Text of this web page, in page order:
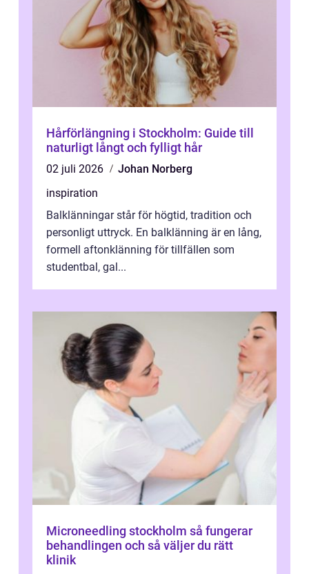
Hårförlängning i Stockholm: Guide till
naturligt långt och fylligt hår
02 juli 2026
Johan Norberg
inspiration
Balklänningar står för högtid, tradition och
personligt uttryck. En balklänning är en lång,
formell aftonklänning för tillfällen som
studentbal, gal...
Microneedling stockholm så fungerar
behandlingen och så väljer du rätt
klinik